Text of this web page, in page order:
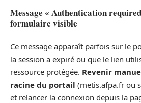
Message « Authentication
formulaire visible
Ce message apparaît parfois sur le
la session a expiré ou que le lien
ressource protégée. Revenir
racine du portail (metis.afpa.fr ou
et relancer la connexion depuis la